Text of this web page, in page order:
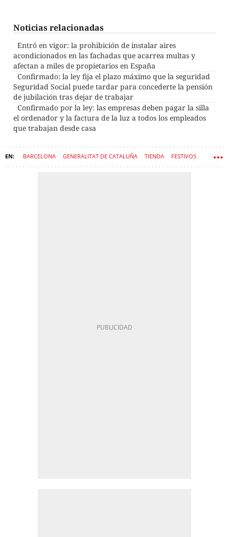
Noticias relacionadas
Entró en vigor: la prohibición de instalar aires
acondicionados en las fachadas que acarrea multas y
afectan a miles de propietarios en España
Confirmado: la ley fija el plazo máximo que la seguridad
Seguridad Social puede tardar para concederte la pensión
de jubilación tras dejar de trabajar
Confirmado por la ley: las empresas deben pagar la silla
el ordenador y la factura de la luz a todos los empleados
que trabajan desde casa
BARCELONA GENERALITAT DE CATALUÑA TIENDA FESTIVOS